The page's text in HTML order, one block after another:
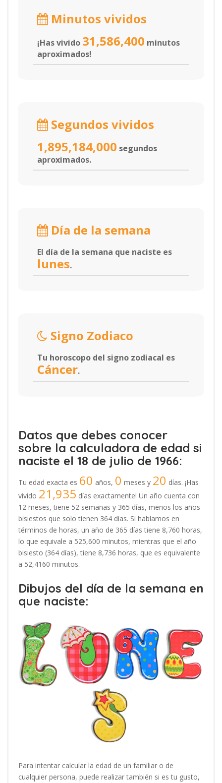
Minutos vividos
¡Has vivido 31,586,400 minutos
aproximados!
Segundos vividos
1,895,184,000 segundos
aproximados.
Día de la semana
El día de la semana que naciste es
lunes.
Signo Zodiaco
Tu horoscopo del signo zodiacal es
Cáncer.
Datos que debes conocer
sobre la calculadora de edad si
naciste el 18 de julio de 1966:
Tu edad exacta es 60 años, 0 meses y 20 días. ¡Has
vivido 21,935 días exactamente! Un año cuenta con
12 meses, tiene 52 semanas y 365 días, menos los años
bisiestos que solo tienen 364 días. Si hablamos en
términos de horas, un año de 365 días tiene 8,760 horas,
lo que equivale a 525,600 minutos, mientras que el año
bisiesto (364 días), tiene 8,736 horas, que es equivalente
a 52,4160 minutos.
Dibujos del día de la semana en
que naciste:
Para intentar calcular la edad de un familiar o de
cualquier persona, puede realizar también si es tu gusto,